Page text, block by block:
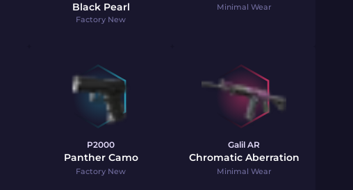
Black Pearl
Factory New
Minimal Wear
P2000
Panther Camo
Factory New
Galil AR
Chromatic Aberration
Minimal Wear